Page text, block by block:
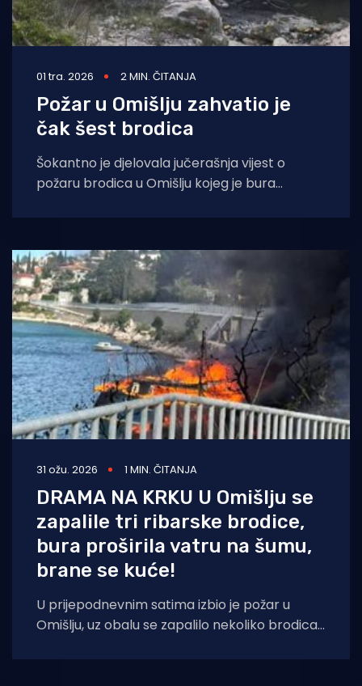
01 tra. 2026 2 MIN. ČITANJA
Požar u Omišlju zahvatio je
čak šest brodica
Šokantno je djelovala jučerašnja vijest o
požaru brodica u Omišlju kojeg je bura
31 ožu. 2026 1 MIN. ČITANJA
DRAMA NA KRKU U Omišlju se
zapalile tri ribarske brodice,
bura proširila vatru na šumu,
brane se kuće!
U prijepodnevnim satima izbio je požar u
Omišlju, uz obalu se zapalilo nekoliko brodica.